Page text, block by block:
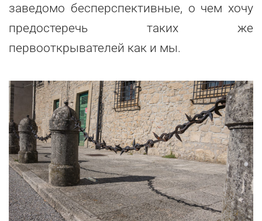
заведомо бесперспективные, о чем хочу
предостеречь таких же
первооткрывателей как и мы.